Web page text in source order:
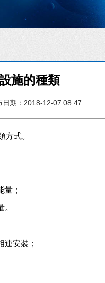
施的種類
日期：2018-12-07 08:47
方式。
；
安裝；